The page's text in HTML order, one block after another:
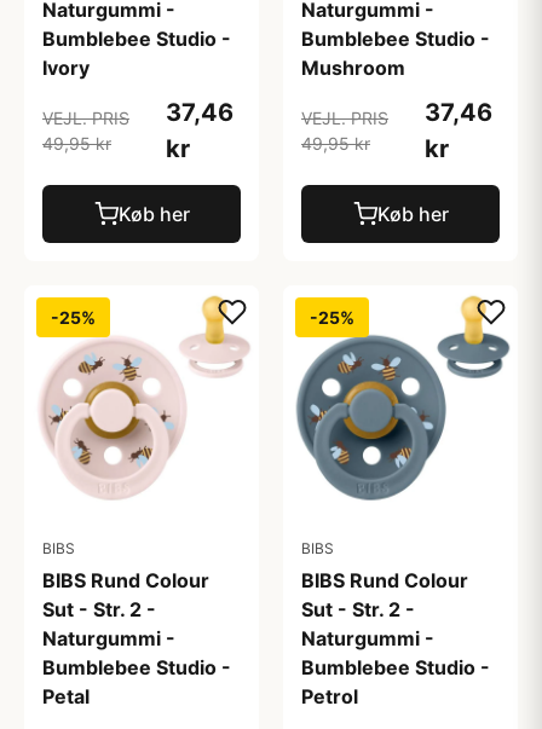
Naturgummi -
Bumblebee Studio -
Ivory
VEJL. PRIS
49,95 kr
37,46
kr
Køb her
Naturgummi -
Bumblebee Studio -
Mushroom
VEJL. PRIS
49,95 kr
37,46
kr
Køb her
-25%
BIBS
BIBS Rund Colour
Sut - Str. 2 -
Naturgummi -
Bumblebee Studio -
Petal
-25%
BIBS
BIBS Rund Colour
Sut - Str. 2 -
Naturgummi -
Bumblebee Studio -
Petrol